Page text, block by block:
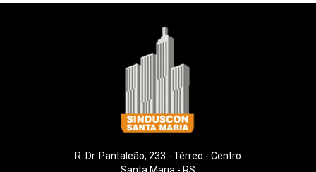
R. Dr. Pantaleão, 233 - Térreo - Centro